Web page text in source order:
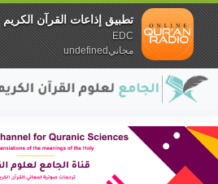
تطبيق إذاعات القرآن الكريم
EDC
مجانيundefined